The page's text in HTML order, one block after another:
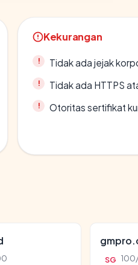
Kekurangan
Tidak ada jejak
Tidak ada HTTPS
Otoritas sertifikat
SG